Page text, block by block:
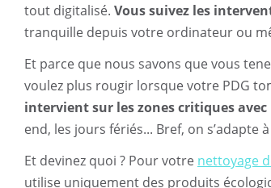
tout digitalisé. Vous suivez les
tranquille depuis votre ordinateur ou
Et parce que nous savons que vous
voulez plus rougir lorsque votre PDG
intervient sur les zones critiques
end, les jours fériés... Bref, on s’adapte
Et devinez quoi ? Pour votre nettoyage
utilise uniquement des produits